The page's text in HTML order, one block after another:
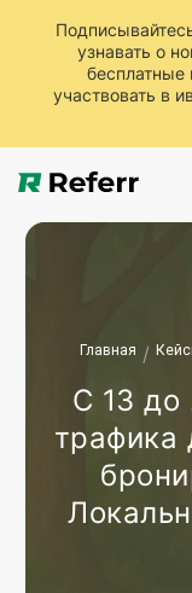
узнавать о
бесплатные
участвовать в
Главная /
С 13 до
трафика